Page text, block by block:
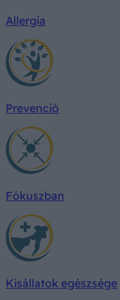
Allergia
Prevenció
Fókuszban
Kisállatok egészsége